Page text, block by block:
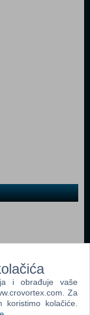
(PC)
i obrađuje vaše
Za
koristimo kolačiće.